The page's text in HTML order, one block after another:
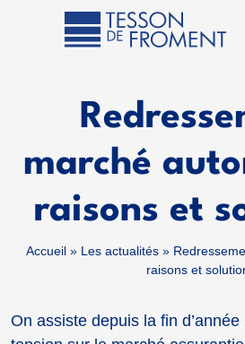
marché
raisons et
Accueil» Les actualités»
raisons et
On assiste depuis la fin